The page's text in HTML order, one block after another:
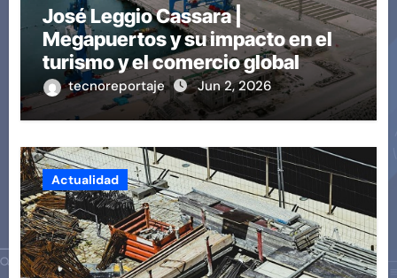
José Leggio Cassara |
Megapuertos y su impacto en el
turismo y el comercio global
tecnoreportaje Jun 2, 2026
Actualidad